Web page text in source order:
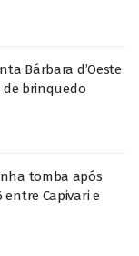
Bárbara d’Oeste
de brinquedo
tomba após
entre Capivari e